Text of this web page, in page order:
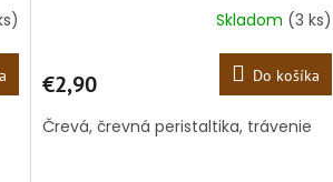
Skladom (3 ks)
€2,90 Do košíka
Črevá, črevná peristaltika, trávenie